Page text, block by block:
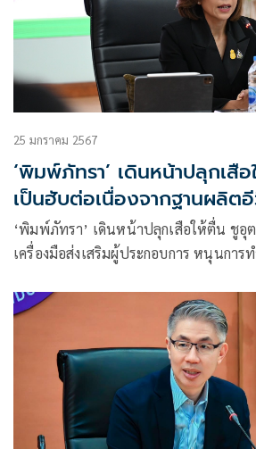
25 มกราคม 2567
‘พิมพ์ภัทรา’ เดินหน้าปลุกเสื
เป็นฮับต่อเนื่องจากฐานผลิต
‘พิมพ์ภัทรา’ เดินหน้าปลุกเสือให้ตื่น ชูอุ
เครื่องมือส่งเสริมผู้ประกอบการ หนุนการ